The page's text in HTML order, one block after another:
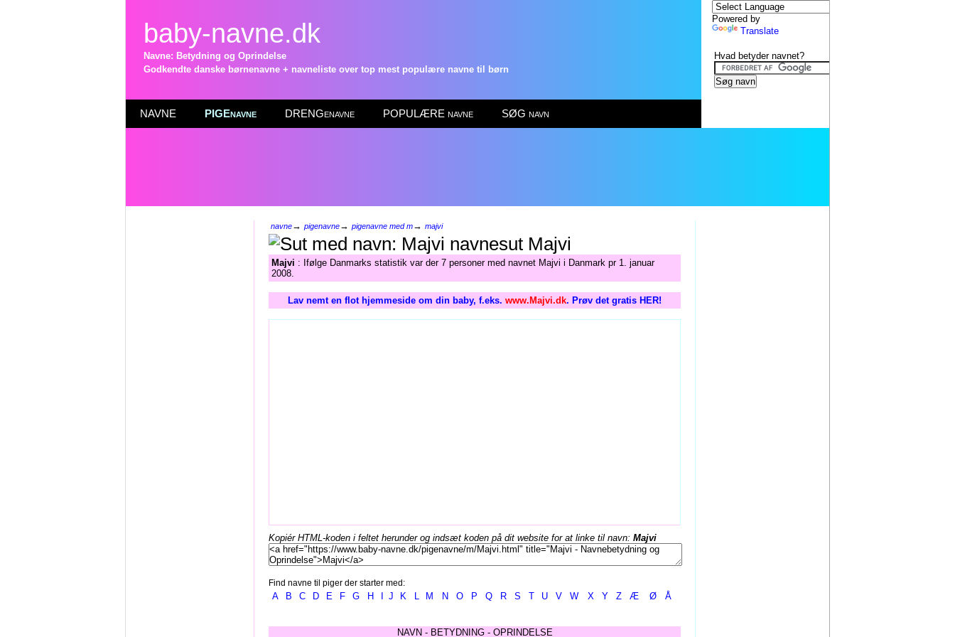
baby-navne.dk
Navne: Betydning og Oprindelse
Godkendte danske børnenavne + navneliste over top mest populære navne til børn
NAVNE PIGEnavne DRENGenavne POPULÆRE navne SØG navn
navne→ pigenavne→ pigenavne med m→ majvi
Majvi
Majvi : Ifølge Danmarks statistik var der 7 personer med navnet Majvi i Danmark pr 1. januar
2008.
Lav nemt en flot hjemmeside om din baby, f.eks. www.Majvi.dk. Prøv det gratis HER!
Kopiér HTML-koden i feltet herunder og indsæt koden på dit website for at linke til navn: Majvi
Find navne til piger der starter med:
A B C D E F G H J K L M N O P Q R S T U V W X Y Z Æ Ø Å
NAVN - BETYDNING - OPRINDELSE
Powered by
Translate
Hvad betyder navnet?